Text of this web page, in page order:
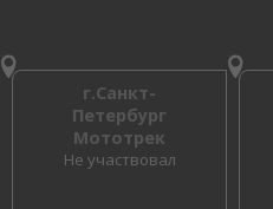
г.Санкт-
Петербург
Мототрек
Не участвовал